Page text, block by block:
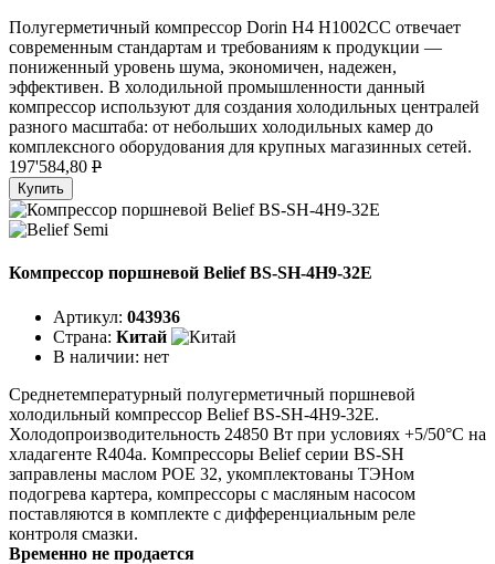
Полугерметичный компрессор Dorin H4 H1002CC отвечает
современным стандартам и требованиям к продукции —
пониженный уровень шума, экономичен, надежен,
эффективен. В холодильной промышленности данный
компрессор используют для создания холодильных централей
разного масштаба: от небольших холодильных камер до
комплексного оборудования для крупных магазинных сетей.
197'584,80 P
Купить
Компрессор поршневой Belief BS-SH-4H9-32E
Артикул: 043936
Страна: Китай
В наличии: нет
Среднетемпературный полугерметичный поршневой
холодильный компрессор Belief BS-SH-4H9-32E.
Холодопроизводительность 24850 Вт при условиях +5/50°C на
хладагенте R404a. Компрессоры Belief серии BS-SH
заправлены маслом POE 32, укомплектованы ТЭНом
подогрева картера, компрессоры с масляным насосом
поставляются в комплекте с дифференциальным реле
контроля смазки.
Временно не продается